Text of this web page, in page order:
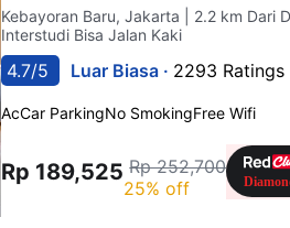
Kebayoran Baru, Jakarta
| 2.2 km Dari
Interstudi Bisa Jalan Kaki
4.7/5 Luar Biasa · 2293 Ratings
AcCar ParkingNo SmokingFree Wifi
Rp 189,525 Rp 252,700
25% off